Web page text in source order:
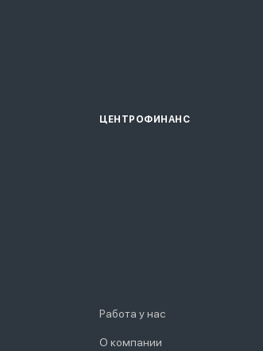
ЦЕНТРОФИНАНС
Работа у нас
О компании